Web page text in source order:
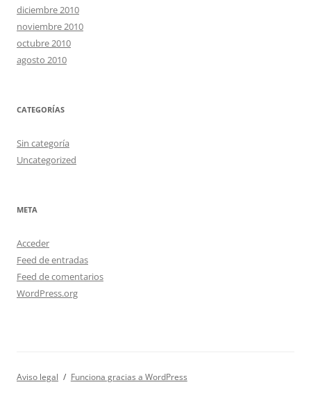
diciembre 2010
noviembre 2010
octubre 2010
agosto 2010
CATEGORÍAS
Sin categoría
Uncategorized
META
Acceder
Feed de entradas
Feed de comentarios
WordPress.org
Aviso legal Funciona gracias a WordPress